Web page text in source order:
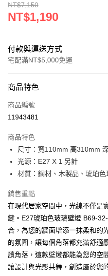
NT$7,150
NT$1,190
付款與運送方式
宅配滿NT$5,000免運
信用卡一次付款
LINE Pay
街口支付
悠遊付
全盈+PAY
AFTEE先享後付
相關說明
【關於「AFTEE先享後付」】
AFTEE先享後付是「在收到商品之
便利好安心！
１．簡單：不需註冊會員、不需綁卡
商品特色
商品編號
11943481
商品特色
尺寸：寬110mm 高310mm
光源：E27 X 1 另計
材質：鋼材、木製品、琥珀色
銷售重點
在現代居家空間中，光線不僅是
鍵。E27琥珀色玻璃壁燈 B69-
合，為您的牆面增添一抹柔和的
的氛圍，讓每個角落都充滿舒適
讀角落，這款壁燈都能為您的空
讓設計與光影共舞，創造屬於您